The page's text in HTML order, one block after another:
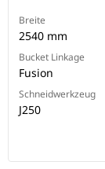
Breite
2540 mm
Bucket Linkage
Fusion
Schneidwerkzeug
J250